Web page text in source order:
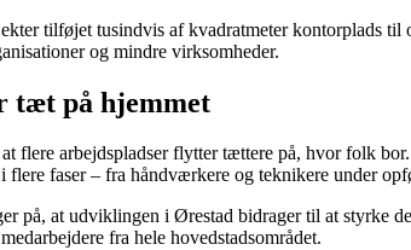
tilføjet tusindvis af kvadratmeter kontorplads
og mindre virksomheder.
tæt på hjemmet
flere arbejdspladser flytter tættere på, hvor folk
flere faser – fra håndværkere og teknikere under
på, at udviklingen i Ørestad bidrager til at styrke
fra hele hovedstadsområdet.